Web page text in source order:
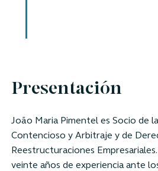
Presentación
João Maria Pimentel es Socio de
Contencioso y Arbitraje y de
Reestructuraciones
veinte años de experiencia ante